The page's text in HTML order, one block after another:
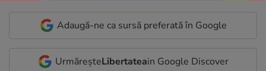
Adaugă-ne ca sursă preferată în Google
UrmăreșteLibertateain Google Discover